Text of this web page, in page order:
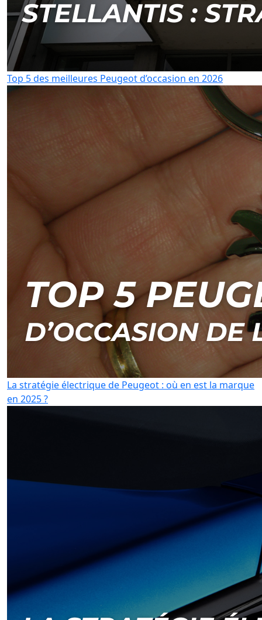
Top 5 des meilleures Peugeot d’occasion en 2026
La stratégie électrique de Peugeot : où en est la marque
en 2025 ?